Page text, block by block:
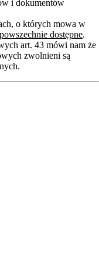
i dokumentów
o których mowa w
powszechnie dostępne.
art. 43 mówi nam że
zwolnieni są